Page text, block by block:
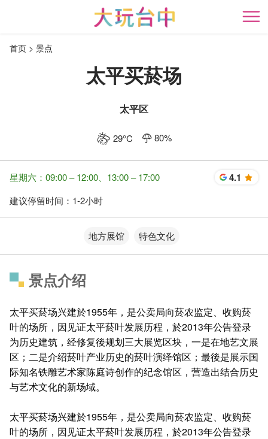
开
首页 景点
太平买菸场
太平区
29°C 80%
星期六：09:00 – 12:00、13:00 – 17:00 4.1 星
建议停留时间： 1-2小时
地方展馆 特色文化
景点介绍
太平买菸场兴建於1955年，是公卖局向菸农监定、收购菸
叶的场所，因见证太平菸叶发展历程，於2013年公告登录
为历史建筑，经修复後规划三大展览区块，一是在地艺文展
区；二是介绍菸叶产业历史的菸叶演绎馆区；最後是展示国
际知名铁雕艺术家陈庭诗创作的纪念馆区，营造出结合历史
与艺术文化的新场域。
太平买菸场兴建於1955年，是公卖局向菸农监定、收购菸
叶的场所，因见证太平菸叶发展历程，於2013年公告登录